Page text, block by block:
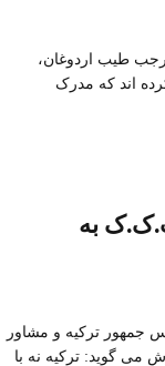
رجب طیب اردوغان،
اند که مدرک
به
جمهور ترکیه و مشاور
می گوید: ترکیه نه با